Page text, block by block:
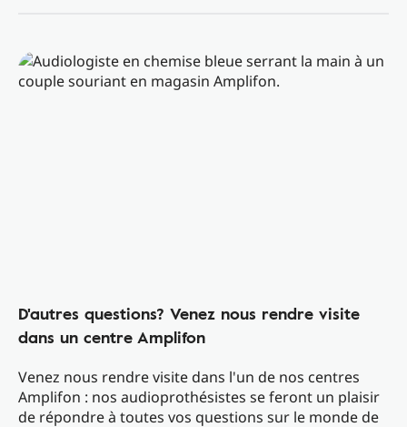
D'autres questions? Venez nous rendre visite
dans un centre Amplifon
Venez nous rendre visite dans l'un de nos centres
Amplifon : nos audioprothésistes se feront un plaisir
de répondre à toutes vos questions sur le monde de